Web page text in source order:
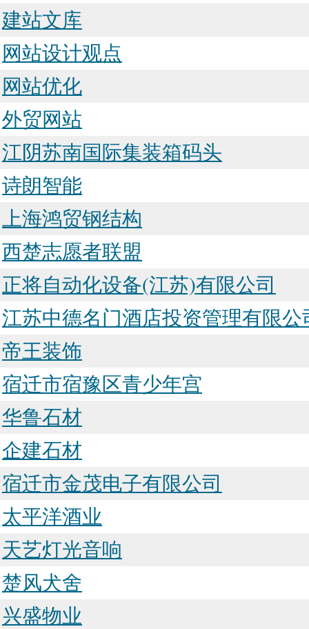
建站文库
网站设计观点
网站优化
外贸网站
江阴苏南国际集装箱码头
诗朗智能
上海鸿贸钢结构
西楚志愿者联盟
正将自动化设备(江苏)有限公司
江苏中德名门酒店投资管理有限公
帝王装饰
宿迁市宿豫区青少年宫
华鲁石材
企建石材
宿迁市金茂电子有限公司
太平洋酒业
天艺灯光音响
楚风犬舍
兴盛物业